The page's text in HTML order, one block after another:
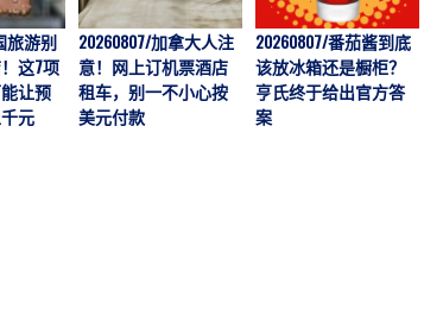
旅游别
这7项
让预
元
20260807/加拿大人注
意！网上订机票酒店
租车，别一不小心按
美元付款
20260807/番茄酱到底
该放冰箱还是橱柜？
亨氏终于给出官方答
案